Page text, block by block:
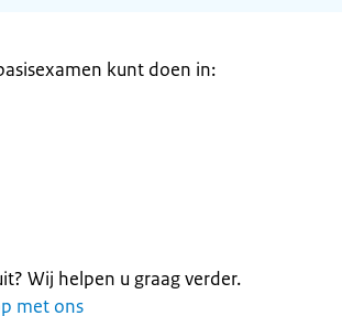
kunt doen in:
Wij helpen u graag verder.
met ons